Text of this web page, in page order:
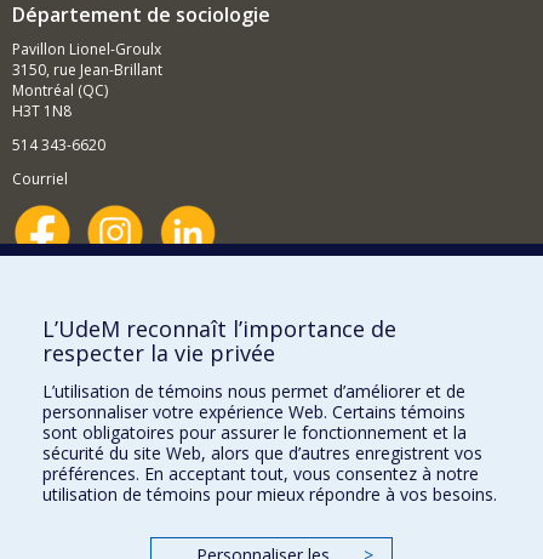
Département de sociologie
Pavillon Lionel-Groulx
3150, rue Jean-Brillant
Montréal (QC)
H3T 1N8
514 343-6620
Courriel
Comment soutenir le Département?
BESOIN D'AIDE?
Plan du site
Signaler une erreur
Accessibilité
FACULTÉ DES ARTS ET DES SCIENCES
Nos départements et écoles
L’UdeM reconnaît l’importance de
respecter la vie privée
L’utilisation de témoins nous permet d’améliorer et de
personnaliser votre expérience Web. Certains témoins
sont obligatoires pour assurer le fonctionnement et la
sécurité du site Web, alors que d’autres enregistrent vos
préférences. En acceptant tout, vous consentez à notre
utilisation de témoins pour mieux répondre à vos besoins.